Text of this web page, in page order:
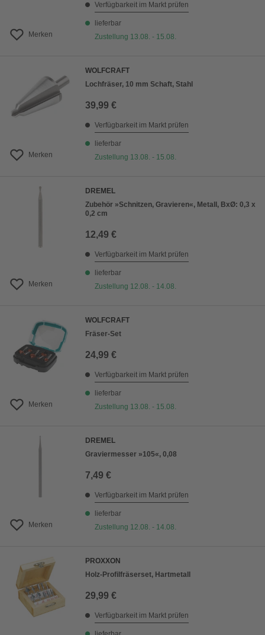
Merken
Verfügbarkeit im Markt prüfen
lieferbar
Zustellung 13.08. - 15.08.
Merken
WOLFCRAFT
Lochfräser, 10 mm Schaft, Stahl
39,99 €
Verfügbarkeit im Markt prüfen
lieferbar
Zustellung 13.08. - 15.08.
Merken
DREMEL
Zubehör »Schnitzen, Gravieren«, Metall, BxØ: 0,3 x
0,2 cm
12,49 €
Verfügbarkeit im Markt prüfen
lieferbar
Zustellung 12.08. - 14.08.
Merken
WOLFCRAFT
Fräser-Set
24,99 €
Verfügbarkeit im Markt prüfen
lieferbar
Zustellung 13.08. - 15.08.
Merken
DREMEL
Graviermesser »105«, 0,08
7,49 €
Verfügbarkeit im Markt prüfen
lieferbar
Zustellung 12.08. - 14.08.
PROXXON
Holz-Profilfräserset, Hartmetall
29,99 €
Verfügbarkeit im Markt prüfen